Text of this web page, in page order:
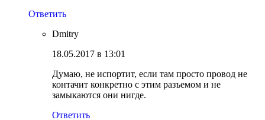
Ответить
Dmitry
18.05.2017 в 13:01
Думаю, не испортит, если там просто провод не
контачит конкретно с этим разъемом и не
замыкаются они нигде.
Ответить